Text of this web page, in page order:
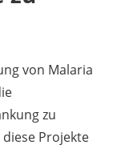
von Malaria
zu
Projekte